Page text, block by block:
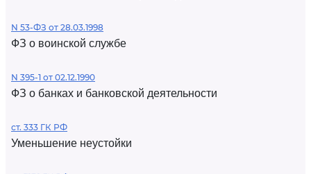
N 53-ФЗ от 28.03.1998
ФЗ о воинской службе
N 395-1 от 02.12.1990
ФЗ о банках и банковской деятельности
ст. 333 ГК РФ
Уменьшение неустойки